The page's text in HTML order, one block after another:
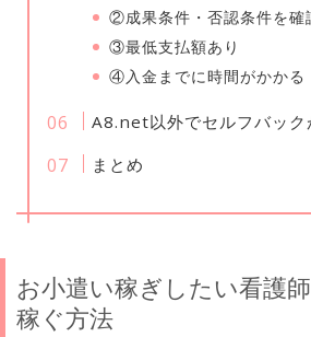
②成果条件・否認条件を確
③最低支払額あり
④入金までに時間がかかる
A8.net以外でセルフバック
まとめ
お小遣い稼ぎしたい看護
稼ぐ方法